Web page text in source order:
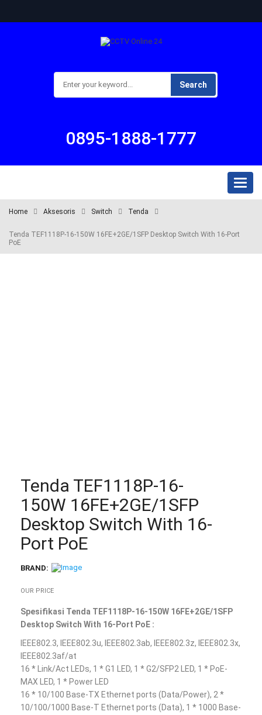
Search
0895-1888-1777
Home Aksesoris Switch Tenda
Tenda TEF1118P-16-150W 16FE+2GE/1SFP Desktop Switch With 16-Port
PoE
Tenda TEF1118P-16-
150W 16FE+2GE/1SFP
Desktop Switch With 16-
Port PoE
BRAND:
OUR PRICE
Spesifikasi Tenda TEF1118P-16-150W 16FE+2GE/1SFP
Desktop Switch With 16-Port PoE :
IEEE802.3, IEEE802.3u, IEEE802.3ab, IEEE802.3z, IEEE802.3x,
IEEE802.3af/at
16 * Link/Act LEDs, 1 * G1 LED, 1 * G2/SFP2 LED, 1 * PoE-
MAX LED, 1 * Power LED
16 * 10/100 Base-TX Ethernet ports (Data/Power), 2 *
10/100/1000 Base-T Ethernet ports (Data), 1 * 1000 Base-